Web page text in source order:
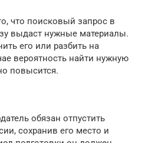
что поисковый запрос в
выдаст нужные материалы.
его или разбить на
вероятность найти нужную
повысится.
обязан отпустить
сохранив его место и